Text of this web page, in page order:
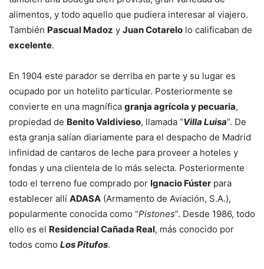
alimentos, y todo aquello que pudiera interesar al viajero.
También Pascual Madoz y Juan Cotarelo lo calificaban de
excelente.
En 1904 este parador se derriba en parte y su lugar es
ocupado por un hotelito particular. Posteriormente se
convierte en una magnífica granja agrícola y pecuaria,
propiedad de Benito Valdivieso, llamada “Villa Luisa”. De
esta granja salían diariamente para el despacho de Madrid
infinidad de cantaros de leche para proveer a hoteles y
fondas y una clientela de lo más selecta. Posteriormente
todo el terreno fue comprado por Ignacio Fúster para
establecer allí ADASA (Armamento de Aviación, S.A.),
popularmente conocida como “Pistones”. Desde 1986, todo
ello es el Residencial Cañada Real, más conocido por
todos como Los Pitufos.